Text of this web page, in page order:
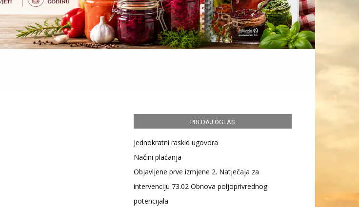
PREDAJ OGLAS
Jednokratni raskid ugovora
Načini plaćanja
Objavljene prve izmjene 2. Natječaja za
intervenciju 73.02 Obnova poljoprivrednog
potencijala